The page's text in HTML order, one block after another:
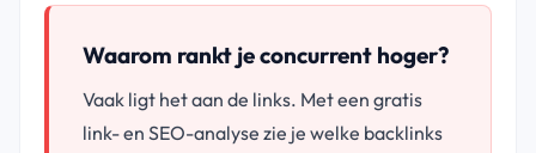
Waarom rankt je concurrent hoger?
Vaak ligt het aan de links. Met een gratis
link- en SEO-analyse zie je welke backlinks